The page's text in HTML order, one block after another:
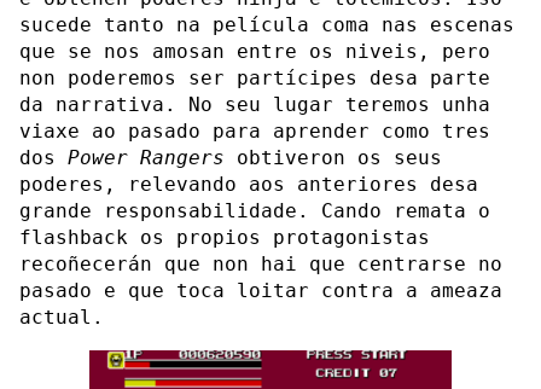
sucede tanto na película coma nas escenas
que se nos amosan entre os niveis, pero
non poderemos ser partícipes desa parte
da narrativa. No seu lugar teremos unha
viaxe ao pasado para aprender como tres
dos Power Rangers obtiveron os seus
poderes, relevando aos anteriores desa
grande responsabilidade. Cando remata o
flashback os propios protagonistas
recoñecerán que non hai que centrarse no
pasado e que toca loitar contra a ameaza
actual.